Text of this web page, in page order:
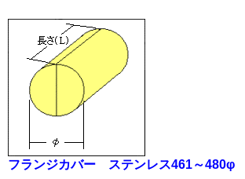
フランジカバー ステンレス461～480φ